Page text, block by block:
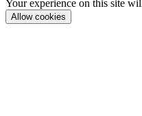
Your experience on this site
Allow cookies